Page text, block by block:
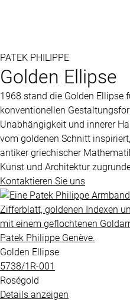
Cubitus
Complications
ALLE
PATEK
PHILIPPE
UHREN
Impressum
AGB
PATEK PHILIPPE
Golden Ellipse
1968 stand die Golden Ellipse
konventionellen
Unabhängigkeit und innerer
vom goldenen Schnitt
antiker griechischer
Kunst und Architektur
Kontaktieren Sie uns
Golden Ellipse
5738​/1R​-001
Roségold
Details anzeigen